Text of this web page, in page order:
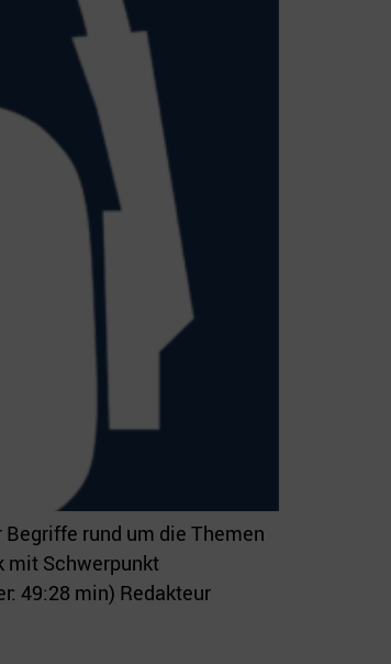
rund um die Themen
mit Schwerpunkt
49:28 min) Redakteur